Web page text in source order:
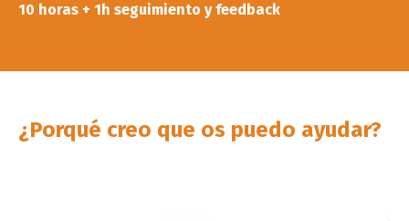
10 horas + 1h seguimiento y feedback
¿Porqué creo que os puedo ayudar?